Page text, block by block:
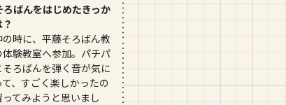
ろばんをはじめたきっか
の時に、平藤そろばん教
体験教室へ参加。パチパ
そろばんを弾く音が気に
、すごく楽しかったの
ってみようと思いまし